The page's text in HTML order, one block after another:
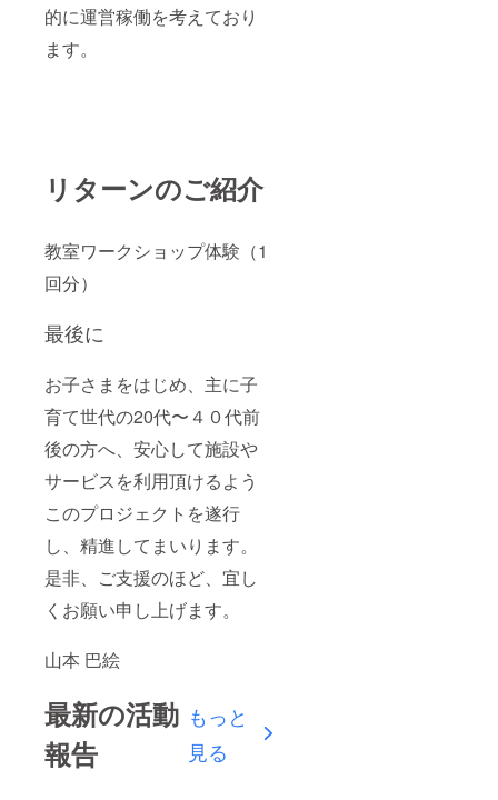
的に運営稼働を考えており
ます。
リターンのご紹介
教室ワークショップ体験（1
回分）
最後に
お子さまをはじめ、主に子
育て世代の20代〜４０代前
後の方へ、安心して施設や
サービスを利用頂けるよう
このプロジェクトを遂行
し、精進してまいります。
是非、ご支援のほど、宜し
くお願い申し上げます。
山本 巴絵
最新の活動
報告
もっと
見る